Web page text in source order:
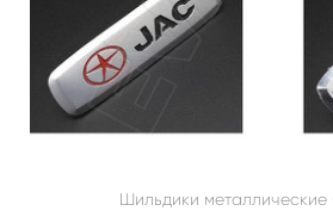
Шильдики металлические